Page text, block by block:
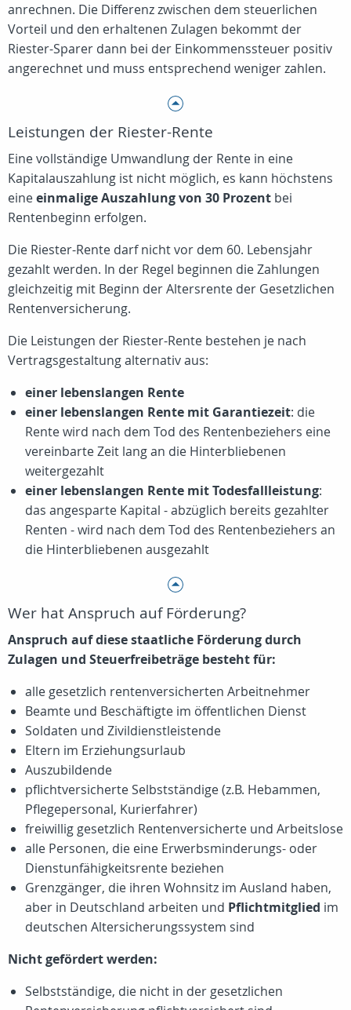
anrechnen. Die Differenz zwischen dem steuerlichen
Vorteil und den erhaltenen Zulagen bekommt der
Riester-Sparer dann bei der Einkommenssteuer positiv
angerechnet und muss entsprechend weniger zahlen.
Leistungen der Riester-Rente
Eine vollständige Umwandlung der Rente in eine
Kapitalauszahlung ist nicht möglich, es kann höchstens
eineeinmalige Auszahlung von 30 Prozent bei
Rentenbeginn erfolgen.
Die Riester-Rente darf nicht vor dem 60. Lebensjahr
gezahlt werden. In der Regel beginnen die Zahlungen
gleichzeitig mit Beginn der Altersrente der Gesetzlichen
Rentenversicherung.
Die Leistungen der Riester-Rente bestehen je nach
Vertragsgestaltung alternativ aus:
einer lebenslangen Rente
einer lebenslangen Rente mit Garantiezeit: die
Rente wird nach dem Tod des Rentenbeziehers eine
vereinbarte Zeit lang an die Hinterbliebenen
weitergezahlt
einer lebenslangen Rente mit Todesfallleistung:
das angesparte Kapital - abzüglich bereits gezahlter
Renten - wird nach dem Tod des Rentenbeziehers an
die Hinterbliebenen ausgezahlt
Wer hat Anspruch auf Förderung?
Anspruch auf diese staatliche Förderung durch
Zulagen und Steuerfreibeträge besteht für:
alle gesetzlich rentenversicherten Arbeitnehmer
Beamte und Beschäftigte im öffentlichen Dienst
Soldaten und Zivildienstleistende
Eltern im Erziehungsurlaub
Auszubildende
pflichtversicherte Selbstständige (z.B. Hebammen,
Pflegepersonal, Kurierfahrer)
freiwillig gesetzlich Rentenversicherte und Arbeitslose
alle Personen, die eine Erwerbsminderungs- oder
Dienstunfähigkeitsrente beziehen
Grenzgänger, die ihren Wohnsitz im Ausland haben,
aber in Deutschland arbeiten und Pflichtmitglied im
deutschen Altersicherungssystem sind
Nicht gefördert werden:
Selbstständige, die nicht in der gesetzlichen